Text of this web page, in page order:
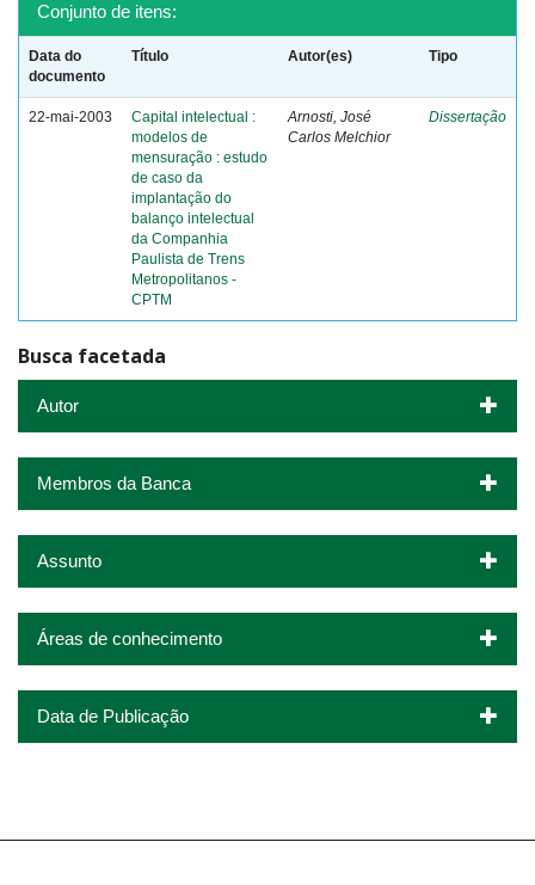
Conjunto de itens:
Data do
documento
Título Autor(es) Tipo
22-mai-2003
Capital intelectual :
modelos de
mensuração : estudo
de caso da
implantação do
balanço intelectual
da Companhia
Paulista de Trens
Metropolitanos -
CPTM
Arnosti, José
Carlos Melchior
Dissertação
Busca facetada
Autor
Membros da Banca
Assunto
Áreas de conhecimento
Data de Publicação